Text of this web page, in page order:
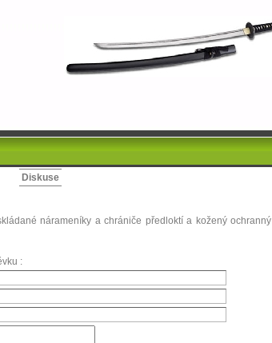
Diskuse
nárameníky a chrániče předloktí a kožený ochranný
: